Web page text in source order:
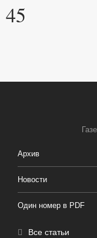
45
Архив
Новости
Один номер в PDF
Все статьи